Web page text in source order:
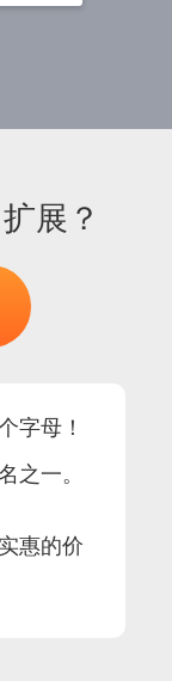
展？
字母！
之一。
惠的价